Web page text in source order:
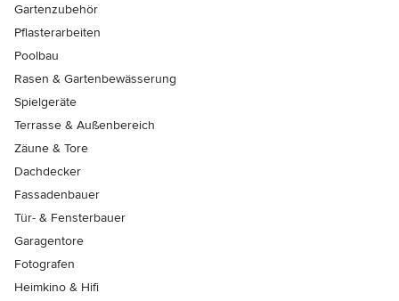
Gartenzubehör
Pflasterarbeiten
Poolbau
Rasen & Gartenbewässerung
Spielgeräte
Terrasse & Außenbereich
Zäune & Tore
Dachdecker
Fassadenbauer
Tür- & Fensterbauer
Garagentore
Fotografen
Heimkino & Hifi